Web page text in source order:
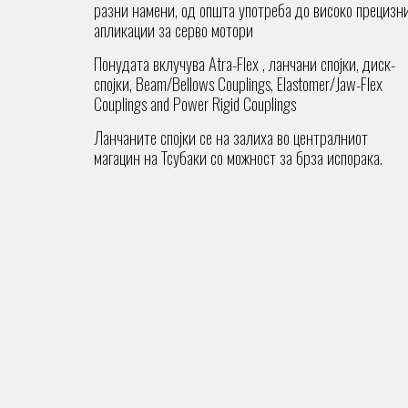
разни намени, од општа употреба до високо
апликации за серво мотори
Понудата вклучува Atra-Flex , ланчани спојки, диск-
спојки, Beam/Bellows Couplings, Elastomer/Jaw-Flex
Couplings and Power Rigid Couplings
Ланчаните спојки се на залиха во централниот
магацин на Тсубаки со можност за брза испорака.